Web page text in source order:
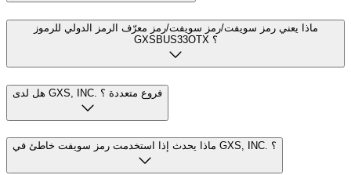
ماذا يعني رمز سويفت/رمز سويفت/رمز معرّف الرمز الدولي للرموز
GXSBUS33OTX ؟
هل لدى GXS, INC. فروع متعددة ؟
ماذا يحدث إذا استخدمت رمز سويفت خاطئ في GXS, INC. ؟